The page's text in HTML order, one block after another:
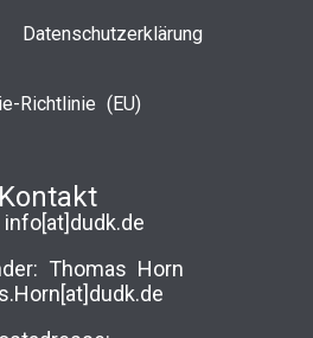
Datenschutzerklärung
Richtlinie (EU)
Kontakt
info[at]dudk.de
Thomas Horn